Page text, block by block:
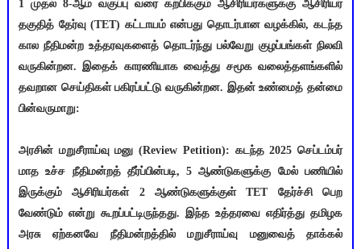
1 முதல் 8-ஆம் வகுப்பு வரை கற்பிக்கும் ஆசிரியர்களுக்கு ஆசிரியர்
தகுதித் தேர்வு (TET) கட்டாயம் என்பது தொடர்பான வழக்கில், கடந்த
கால நீதிமன்ற உத்தரவுகளைத் தொடர்ந்து பல்வேறு குழப்பங்கள் நிலவி
வருகின்றன. இதைக் காரணியாக வைத்து சமூக வலைத்தளங்களில்
தவறான செய்திகள் பகிரப்பட்டு வருகின்றன. இதன் உண்மைத் தன்மை
பின்வருமாறு:
அரசின் மறுசீராய்வு மனு (Review Petition): கடந்த 2025 செப்டம்பர்
மாத உச்ச நீதிமன்றத் தீர்ப்பின்படி, 5 ஆண்டுகளுக்கு மேல் பணியில்
இருக்கும் ஆசிரியர்கள் 2 ஆண்டுகளுக்குள் TET தேர்ச்சி பெற
வேண்டும் என்று கூறப்பட்டிருந்தது. இந்த உத்தரவை எதிர்த்து தமிழக
அரசு ஏற்கனவே நீதிமன்றத்தில் மறுசீராய்வு மனுவைத் தாக்கல்